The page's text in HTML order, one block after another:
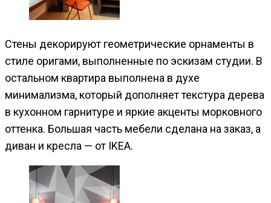
Стены декорируют геометрические орнаменты в
стиле оригами, выполненные по эскизам студии. В
остальном квартира выполнена в духе
минимализма, который дополняет текстура дерева
в кухонном гарнитуре и яркие акценты морковного
оттенка. Большая часть мебели сделана на заказ, а
диван и кресла — от IKEA.